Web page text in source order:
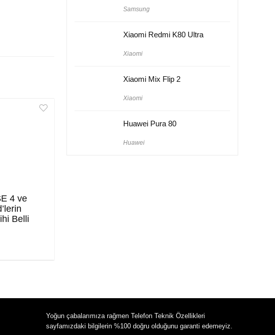
4 ve
Belli
Samsung
Xiaomi Redmi K80 Ultra
Xiaomi
Xiaomi Mix Flip 2
Xiaomi
Huawei Pura 80
Huawei
Yoğun çabalarımıza rağmen Telefon Teknik Özellikleri
sayfamızdaki bilgilerin %100 doğru olduğunu garanti edemeyiz.